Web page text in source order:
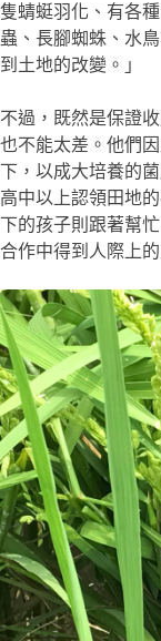
隻蜻蜓羽化、有各
蟲、長腳蜘蛛、水
到土地的改變。」
不過，既然是保證
也不能太差。他們
下，以成大培養的
高中以上認領田地
下的孩子則跟著幫
合作中得到人際上的